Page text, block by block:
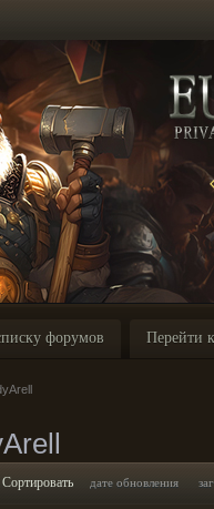
форумов Перейти
Сортировать дате обновления